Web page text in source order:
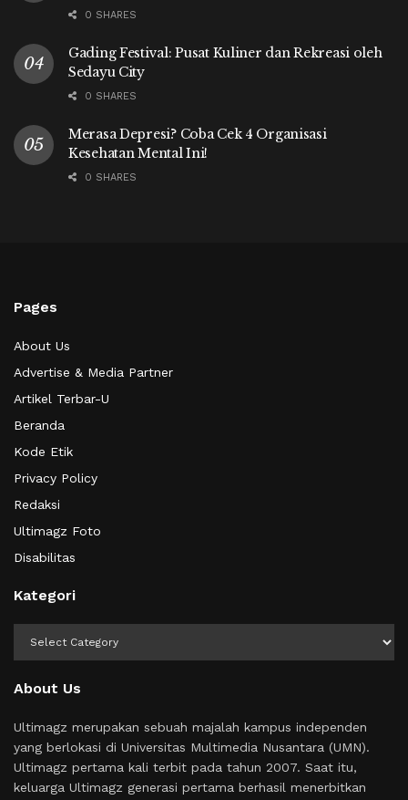
0 SHARES
Gading Festival: Pusat Kuliner dan Rekreasi oleh
Sedayu City
0 SHARES
Merasa Depresi? Coba Cek 4 Organisasi
Kesehatan Mental Ini!
0 SHARES
Pages
About Us
Advertise & Media Partner
Artikel Terbar-U
Beranda
Kode Etik
Privacy Policy
Redaksi
Ultimagz Foto
Disabilitas
Kategori
About Us
Ultimagz merupakan sebuah majalah kampus independen
yang berlokasi di Universitas Multimedia Nusantara (UMN).
Ultimagz pertama kali terbit pada tahun 2007. Saat itu,
keluarga Ultimagz generasi pertama berhasil menerbitkan